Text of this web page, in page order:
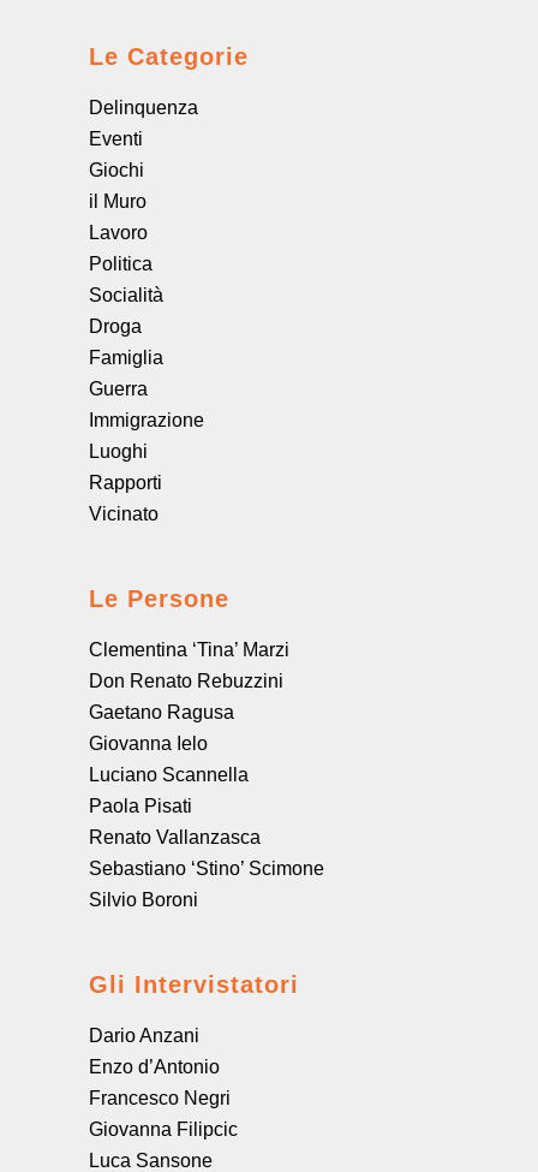
Le Categorie
Delinquenza
Eventi
Giochi
il Muro
Lavoro
Politica
Socialità
Droga
Famiglia
Guerra
Immigrazione
Luoghi
Rapporti
Vicinato
Le Persone
Clementina ‘Tina’ Marzi
Don Renato Rebuzzini
Gaetano Ragusa
Giovanna Ielo
Luciano Scannella
Paola Pisati
Renato Vallanzasca
Sebastiano ‘Stino’ Scimone
Silvio Boroni
Gli Intervistatori
Dario Anzani
Enzo d’Antonio
Francesco Negri
Giovanna Filipcic
Luca Sansone